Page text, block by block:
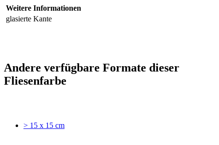
Weitere Informationen
glasierte Kante
Andere verfügbare Formate dieser
Fliesenfarbe
> 15 x 15 cm